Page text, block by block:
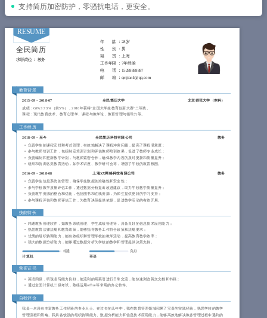
登录 / 注册
支持简历加密防护，零骚扰电话，更安全。
RESUME
全民简历
求职岗位： 教务
年 龄 ： 28岁
性 别 ： 男
籍 贯 ：
上海
工作年限 ： 7年经验
电 话 ： 15288888887
邮 箱 ： qmjianli@qq.com
教育背景
2015-09 ~ 2018-07 全民简历大学 北京师范大学（本科）
成绩：GPA 3.73/4 （前5%），2016年获得“全国大学生教育创新大赛”二等奖。
课程：现代教育技术、教育心理学、课程与教学论、教育管理与领导力等。
工作经历
2018-09 ~ 至今 全民简历科技有限公司
教务
负责学生的课程安排和考试管理，有效地解决了课程冲突问题，提高了课程满意度；
参与教师培训工作，包括制定培训计划和评估教师培训效果，促进了教师专业成长；
负责编制和更新教学计划，与教师紧密合作，确保教学内容的及时更新和质量提升；
组织和协调各类教育活动，如学术讲座、教学研讨会等，增强了学校的教育氛围。
2016-09 ~ 2018-08 上海XX网络科技有限公司 教务
负责学生信息系统的管理，确保学生数据的准确性和安全性；
参与学校教学质量评估工作，通过数据分析提出改进建议，助力学校教学质量提升；
负责教学资源的整合和优化，包括图书和在线资源，为师生提供更好的学习支持；
参与课程评估和教师评估工作，为教育决策提供依据，促进教学活动的有效开展。
技能特长
精通教务管理软件，如教务系统管理、学生成绩管理等，具备良好的信息技术应用能力；
熟悉教育法律法规和教育政策，能够指导教务工作符合政策和法规要求；
优秀的组织协调能力，能有效组织和管理学校的教学活动，提高教育教学效率；
强大的数据分析能力，能够通过数据分析为学校的教学和管理提供决策支持。
计算机
精通
英语
良好
荣誉证书
英语四级，听说读写能力良好，能流利的用英语进行日常交流，能快速浏览英文文档和书籍；
通过全国计算机二级考试，熟练运用office等常用的办公软件。
自我评价
我是一名具有丰富教务工作经验的专业人士。在过去的几年中，我在教育管理领域积累了宝贵的实践经验，熟悉学校的教学
管理流程和策略。我具备较强的组织协调能力、数据分析能力和信息技术应用能力，能够高效地解决教务管理过程中遇到的